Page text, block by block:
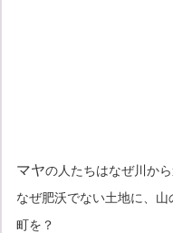
マヤの人たちはなぜ川か
なぜ肥沃でない土地に、山
町を？